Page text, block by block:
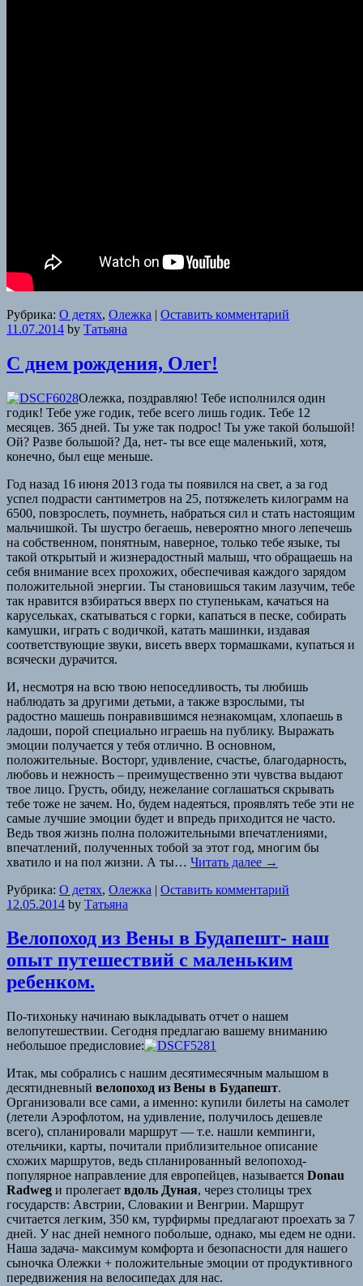
Рубрика: О детях, Олежка | Оставить комментарий
11.07.2014 by Татьяна
С днем рождения, Олег!
Олежка, поздравляю! Тебе исполнился один
годик! Тебе уже годик, тебе всего лишь годик. Тебе 12
месяцев. 365 дней. Ты уже так подрос! Ты уже такой большой!
Ой? Разве большой? Да, нет- ты все еще маленький, хотя,
конечно, был еще меньше.
Год назад 16 июня 2013 года ты появился на свет, а за год
успел подрасти сантиметров на 25, потяжелеть килограмм на
6500, повзрослеть, поумнеть, набраться сил и стать настоящим
мальчишкой. Ты шустро бегаешь, невероятно много лепечешь
на собственном, понятным, наверное, только тебе языке, ты
такой открытый и жизнерадостный малыш, что обращаешь на
себя внимание всех прохожих, обеспечивая каждого зарядом
положительной энергии. Ты становишься таким лазучим, тебе
так нравится взбираться вверх по ступенькам, качаться на
карусельках, скатываться с горки, капаться в песке, собирать
камушки, играть с водичкой, катать машинки, издавая
соответствующие звуки, висеть вверх тормашками, купаться и
всячески дурачится.
И, несмотря на всю твою непоседливость, ты любишь
наблюдать за другими детьми, а также взрослыми, ты
радостно машешь понравившимся незнакомцам, хлопаешь в
ладоши, порой специально играешь на публику. Выражать
эмоции получается у тебя отлично. В основном,
положительные. Восторг, удивление, счастье, благодарность,
любовь и нежность – преимущественно эти чувства выдают
твое лицо. Грусть, обиду, нежелание соглашаться скрывать
тебе тоже не зачем. Но, будем надеяться, проявлять тебе эти не
самые лучшие эмоции будет и впредь приходится не часто.
Ведь твоя жизнь полна положительными впечатлениями,
впечатлений, полученных тобой за этот год, многим бы
хватило и на пол жизни. А ты… Читать далее →
Рубрика: О детях, Олежка | Оставить комментарий
12.05.2014 by Татьяна
Велопоход из Вены в Будапешт- наш
опыт путешествий с маленьким
ребенком.
По-тихоньку начинаю выкладывать отчет о нашем
велопутешествии. Сегодня предлагаю вашему вниманию
небольшое предисловие:
Итак, мы собрались с нашим десятимесячным малышом в
десятидневный велопоход из Вены в Будапешт.
Организовали все сами, а именно: купили билеты на самолет
(летели Аэрофлотом, на удивление, получилось дешевле
всего), спланировали маршрут — т.е. нашли кемпинги,
отельчики, карты, почитали приблизительное описание
схожих маршрутов, ведь спланированный велопоход-
популярное направление для европейцев, называется Donau
Radweg и пролегает вдоль Дуная, через столицы трех
государств: Австрии, Словакии и Венгрии. Маршрут
считается легким, 350 км, турфирмы предлагают проехать за 7
дней. У нас дней немного побольше, однако, мы едем не одни.
Наша задача- максимум комфорта и безопасности для нашего
сыночка Олежки + положительные эмоции от продуктивного
передвижения на велосипедах для нас.